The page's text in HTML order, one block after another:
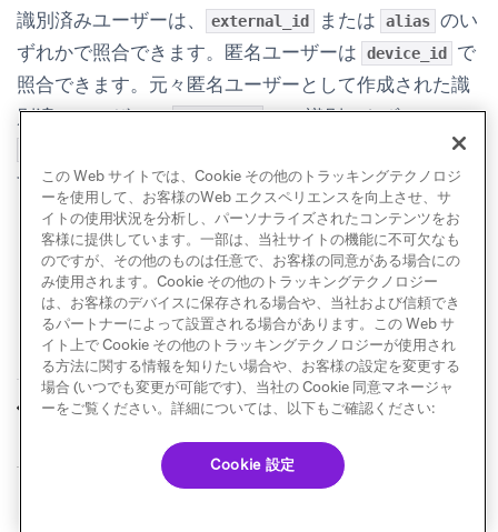
識別済みユーザーは、 external_id または alias のい
ずれかで照合できます。匿名ユーザーは
device_id
で
照合できます。元々匿名ユーザーとして作成された識
別済みユーザーは device_id では識別できず、
で識別する必要がありま
す。
前へ Census 次へ DinMo
© Braze. All Rights Reserved Privacy Policy
この Web サイトでは、Cookie その他のトラッキングテクノロジ
ーを使用して、お客様のWeb エクスペリエンスを向上させ、サ
イトの使用状況を分析し、パーソナライズされたコンテンツをお
客様に提供しています。一部は、当社サイトの機能に不可欠なも
のですが、その他のものは任意で、お客様の同意がある場合にの
み使用されます。Cookie その他のトラッキングテクノロジー
は、お客様のデバイスに保存される場合や、当社および信頼でき
るパートナーによって設置される場合があります。この Web サ
イト上で Cookie その他のトラッキングテクノロジーが使用され
る方法に関する情報を知りたい場合や、お客様の設定を変更する
場合 (いつでも変更が可能です)、当社の Cookie 同意マネージャ
ーをご覧ください。詳細については、以下もご確認ください:
Cookie 設定